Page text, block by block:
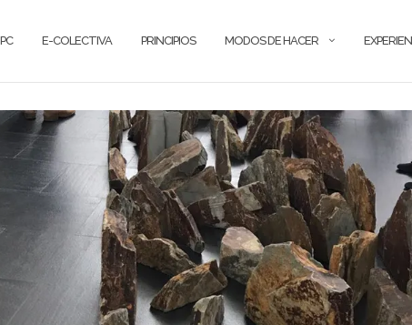
E-COLECTIVA PRINCIPIOS MODOS DE HACER